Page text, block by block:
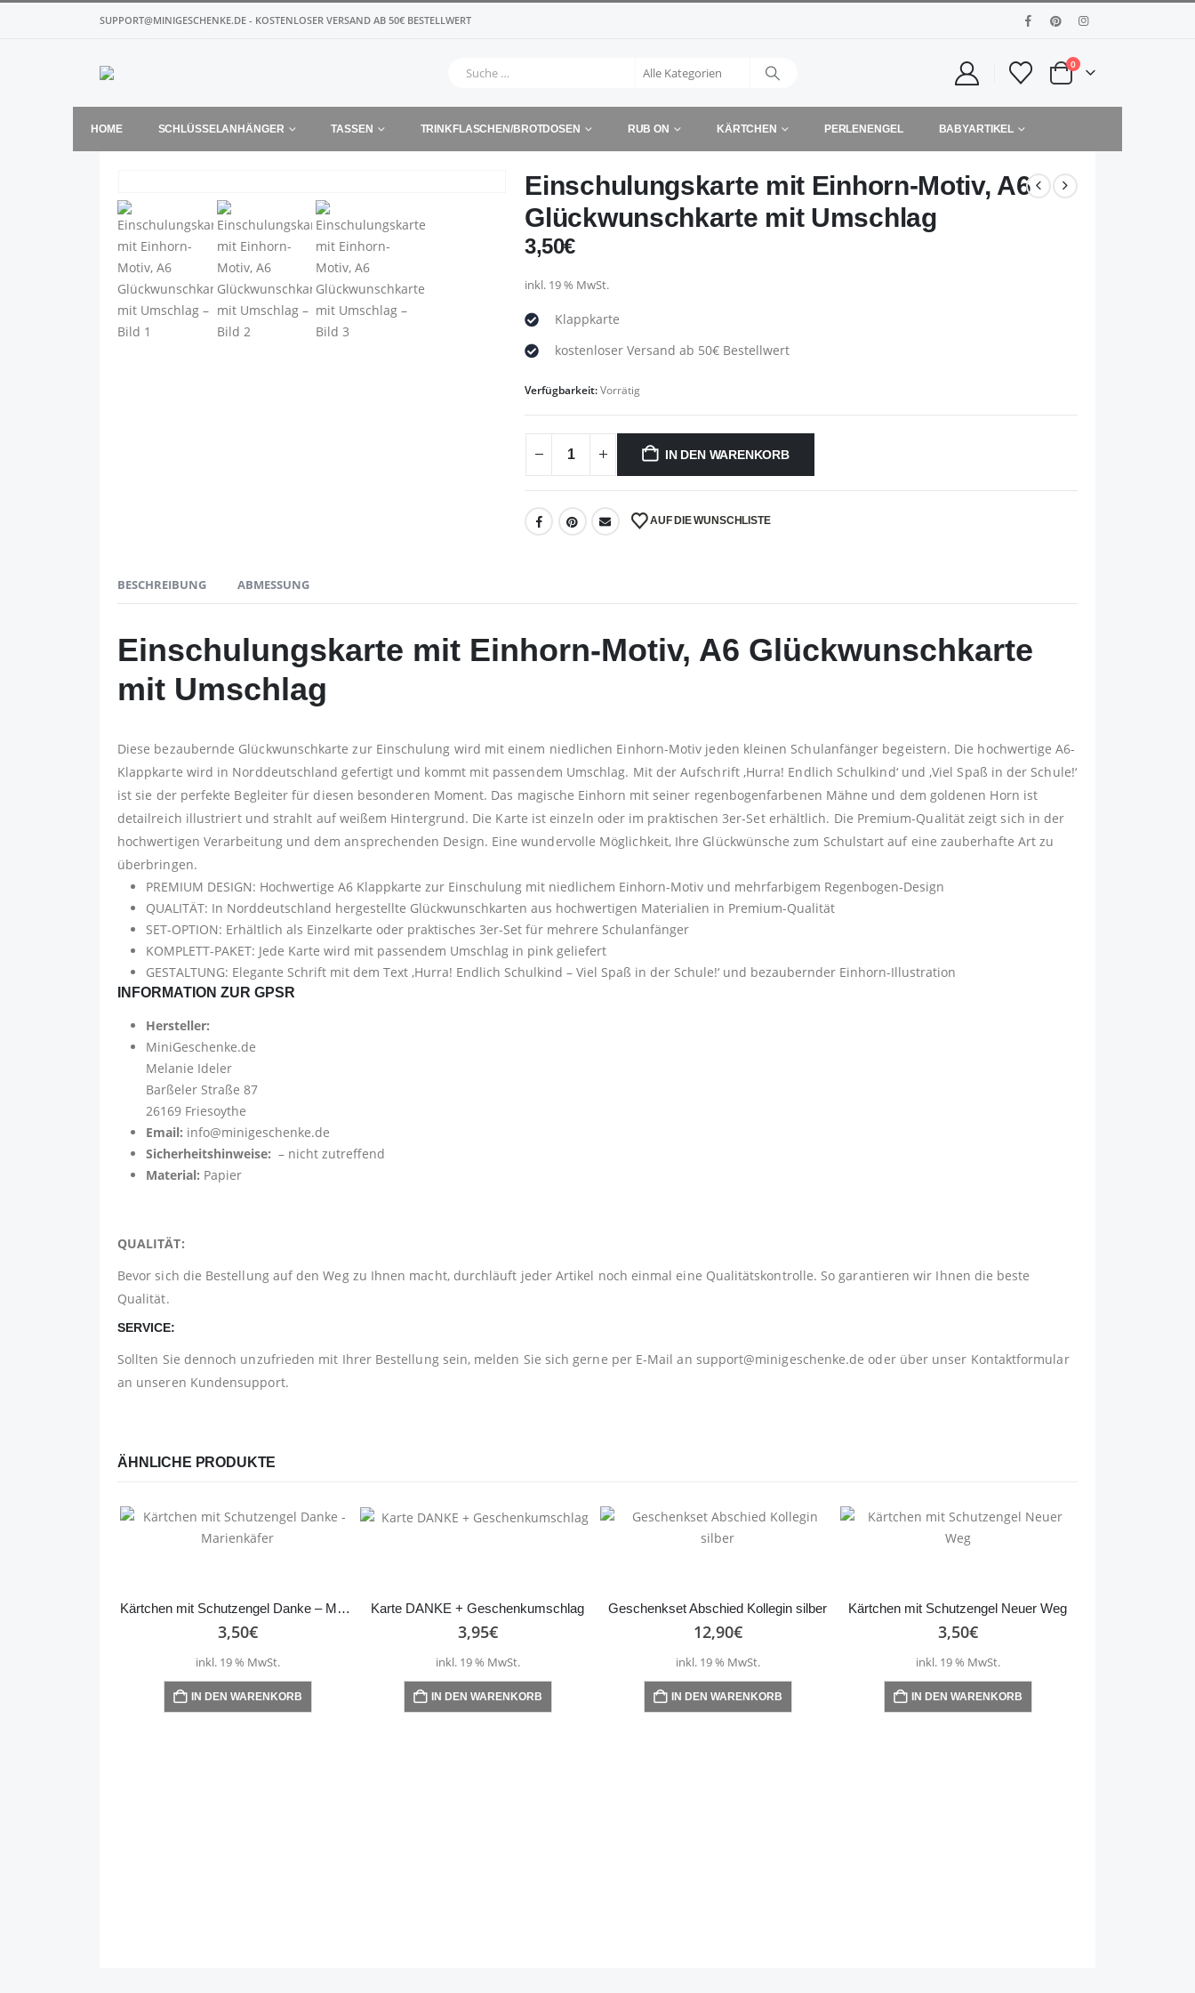
SUPPORT@MINIGESCHENKE.DE - KOSTENLOSER VERSAND AB 50€ BESTELLWERT
0
HOME SCHLÜSSELANHÄNGER TASSEN TRINKFLASCHEN/BROTDOSEN RUB ON KÄRTCHEN PERLENENGEL BABYARTIKEL
Einschulungskarte mit Einhorn-Motiv, A6
Glückwunschkarte mit Umschlag
3,50€
inkl. 19 % MwSt.
Klappkarte
kostenloser Versand ab 50€ Bestellwert
Verfügbarkeit:Vorrätig
IN DEN WARENKORB
AUF DIE WUNSCHLISTE
BESCHREIBUNG ABMESSUNG
Einschulungskarte mit Einhorn-Motiv, A6 Glückwunschkarte
mit Umschlag
Diese bezaubernde Glückwunschkarte zur Einschulung wird mit einem niedlichen Einhorn-Motiv jeden kleinen Schulanfänger begeistern. Die hochwertige A6-
Klappkarte wird in Norddeutschland gefertigt und kommt mit passendem Umschlag. Mit der Aufschrift ‚Hurra! Endlich Schulkind‘ und ‚Viel Spaß in der Schule!‘
ist sie der perfekte Begleiter für diesen besonderen Moment. Das magische Einhorn mit seiner regenbogenfarbenen Mähne und dem goldenen Horn ist
detailreich illustriert und strahlt auf weißem Hintergrund. Die Karte ist einzeln oder im praktischen 3er-Set erhältlich. Die Premium-Qualität zeigt sich in der
hochwertigen Verarbeitung und dem ansprechenden Design. Eine wundervolle Möglichkeit, Ihre Glückwünsche zum Schulstart auf eine zauberhafte Art zu
überbringen.
PREMIUM DESIGN: Hochwertige A6 Klappkarte zur Einschulung mit niedlichem Einhorn-Motiv und mehrfarbigem Regenbogen-Design
QUALITÄT: In Norddeutschland hergestellte Glückwunschkarten aus hochwertigen Materialien in Premium-Qualität
SET-OPTION: Erhältlich als Einzelkarte oder praktisches 3er-Set für mehrere Schulanfänger
KOMPLETT-PAKET: Jede Karte wird mit passendem Umschlag in pink geliefert
GESTALTUNG: Elegante Schrift mit dem Text ‚Hurra! Endlich Schulkind – Viel Spaß in der Schule!‘ und bezaubernder Einhorn-Illustration
INFORMATION ZUR GPSR
Hersteller:
MiniGeschenke.de
Melanie Ideler
Barßeler Straße 87
26169 Friesoythe
Email: info@minigeschenke.de
Sicherheitshinweise: – nicht zutreffend
Material: Papier
QUALITÄT:
Bevor sich die Bestellung auf den Weg zu Ihnen macht, durchläuft jeder Artikel noch einmal eine Qualitätskontrolle. So garantieren wir Ihnen die beste
Qualität.
SERVICE:
Sollten Sie dennoch unzufrieden mit Ihrer Bestellung sein, melden Sie sich gerne per E-Mail an support@minigeschenke.de oder über unser Kontaktformular
an unseren Kundensupport.
ÄHNLICHE PRODUKTE
Kärtchen mit Schutzengel Danke – Marienkäfer
3,50€
inkl. 19 % MwSt.
IN DEN WARENKORB
Karte DANKE + Geschenkumschlag
3,95€
inkl. 19 % MwSt.
IN DEN WARENKORB
Geschenkset Abschied Kollegin silber
12,90€
inkl. 19 % MwSt.
IN DEN WARENKORB
Kärtchen mit Schutzengel Neuer Weg
3,50€
inkl. 19 % MwSt.
IN DEN WARENKORB